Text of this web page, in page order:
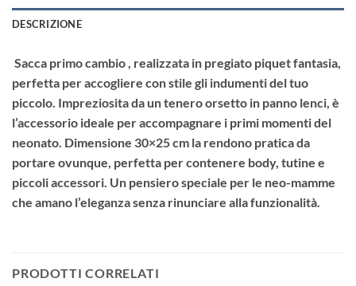
DESCRIZIONE
Sacca primo cambio , realizzata in pregiato piquet fantasia,
perfetta per accogliere con stile gli indumenti del tuo
piccolo. Impreziosita da un tenero orsetto in panno lenci, è
l’accessorio ideale per accompagnare i primi momenti del
neonato. Dimensione 30×25 cm la rendono pratica da
portare ovunque, perfetta per contenere body, tutine e
piccoli accessori. Un pensiero speciale per le neo-mamme
che amano l’eleganza senza rinunciare alla funzionalità.
PRODOTTI CORRELATI